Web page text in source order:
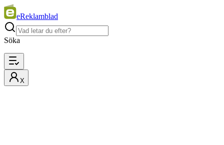
eReklamblad
Söka
X